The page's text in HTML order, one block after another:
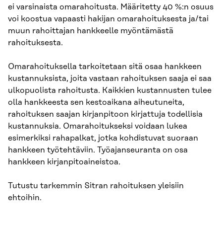
ei varsinaista omarahoitusta. Määritetty 40 %:n osuus
voi koostua vapaasti hakijan omarahoituksesta ja/tai
muun rahoittajan hankkeelle myöntämästä
rahoituksesta.
Omarahoituksella tarkoitetaan sitä osaa hankkeen
kustannuksista, joita vastaan rahoituksen saaja ei saa
ulkopuolista rahoitusta. Kaikkien kustannusten tulee
olla hankkeesta sen kestoaikana aiheutuneita,
rahoituksen saajan kirjanpitoon kirjattuja todellisia
kustannuksia. Omarahoitukseksi voidaan lukea
esimerkiksi rahapalkat, jotka kohdistuvat suoraan
hankkeen työtehtäviin. Työajanseuranta on osa
hankkeen kirjanpitoaineistoa.
Tutustu tarkemmin Sitran rahoituksen yleisiin
ehtoihin.